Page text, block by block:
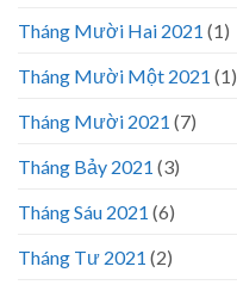
Tháng Mười Hai 2021 (1)
Tháng Mười Một 2021 (1)
Tháng Mười 2021 (7)
Tháng Bảy 2021 (3)
Tháng Sáu 2021 (6)
Tháng Tư 2021 (2)